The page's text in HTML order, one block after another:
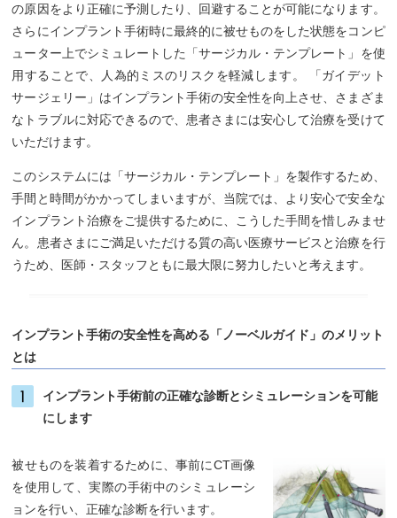
の原因をより正確に予測したり、回避することが可能になります。
さらにインプラント手術時に最終的に被せものをした状態をコンピ
ューター上でシミュレートした「サージカル・テンプレート」を使
用することで、人為的ミスのリスクを軽減します。 「ガイデット
サージェリー」はインプラント手術の安全性を向上させ、さまざま
なトラブルに対応できるので、患者さまには安心して治療を受けて
いただけます。
このシステムには「サージカル・テンプレート」を製作するため、
手間と時間がかかってしまいますが、当院では、より安心で安全な
インプラント治療をご提供するために、こうした手間を惜しみませ
ん。患者さまにご満足いただける質の高い医療サービスと治療を行
うため、医師・スタッフともに最大限に努力したいと考えます。
インプラント手術の安全性を高める「ノーベルガイド」のメリット
とは
インプラント手術前の正確な診断とシミュレーションを可能
にします
被せものを装着するために、事前にCT画像
を使用して、実際の手術中のシミュレーシ
ョンを行い、正確な診断を行います。